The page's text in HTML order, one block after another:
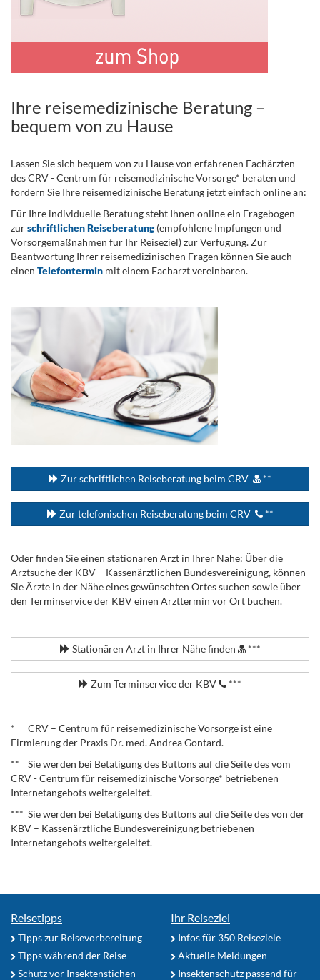
Ihre reisemedizinische Beratung –
bequem von zu Hause
Lassen Sie sich bequem von zu Hause von erfahrenen Fachärzten
des CRV - Centrum für reisemedizinische Vorsorge* beraten und
fordern Sie Ihre reisemedizinische Beratung jetzt einfach online an:
Für Ihre individuelle Beratung steht Ihnen online ein Fragebogen
zurschriftlichen Reiseberatung(empfohlene Impfungen und
Vorsorgemaßnahmen für Ihr Reiseziel) zur Verfügung. Zur
Beantwortung Ihrer reisemedizinischen Fragen können Sie auch
einen Telefontermin mit einem Facharzt vereinbaren.
Zur schriftlichen Reiseberatung beim CRV **
Zur telefonischen Reiseberatung beim CRV **
Oder finden Sie einen stationären Arzt in Ihrer Nähe: Über die
Arztsuche der KBV – Kassenärztlichen Bundesvereinigung, können
Sie Ärzte in der Nähe eines gewünschten Ortes suchen sowie über
den Terminservice der KBV einen Arzttermin vor Ort buchen.
Stationären Arzt in Ihrer Nähe finden ***
Zum Terminservice der KBV ***
* CRV – Centrum für reisemedizinische Vorsorge ist eine
Firmierung der Praxis Dr. med. Andrea Gontard.
** Sie werden bei Betätigung des Buttons auf die Seite des vom
CRV - Centrum für reisemedizinische Vorsorge* betriebenen
Internetangebots weitergeleitet.
*** Sie werden bei Betätigung des Buttons auf die Seite des von der
KBV – Kassenärztliche Bundesvereinigung betriebenen
Internetangebots weitergeleitet.
Reisetipps
Tipps zur Reisevorbereitung
Tipps während der Reise
Schutz vor Insektenstichen
Ihr Reiseziel
Infos für 350 Reiseziele
Aktuelle Meldungen
Insektenschutz passend für